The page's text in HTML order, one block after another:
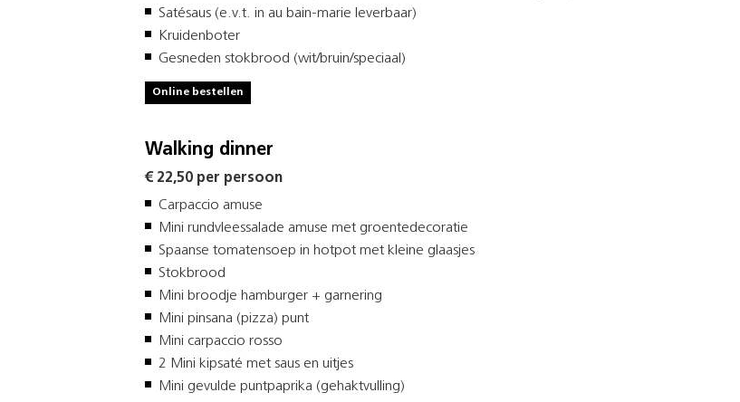
Satésaus (e.v.t. in au bain-marie leverbaar)
Kruidenboter
Gesneden stokbrood (wit/bruin/speciaal)
Online bestellen
Walking dinner
€ 22,50 per persoon
Carpaccio amuse
Mini rundvleessalade amuse met groentedecoratie
Spaanse tomatensoep in hotpot met kleine glaasjes
Stokbrood
Mini broodje hamburger + garnering
Mini pinsana (pizza) punt
Mini carpaccio rosso
2 Mini kipsaté met saus en uitjes
Mini gevulde puntpaprika (gehaktvulling)